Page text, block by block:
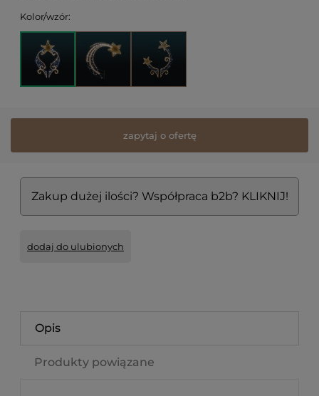
Kolor/wzór:
zapytaj o ofertę
Zakup dużej ilości? Współpraca b2b? KLIKNIJ!
dodaj do ulubionych
Opis
Produkty powiązane